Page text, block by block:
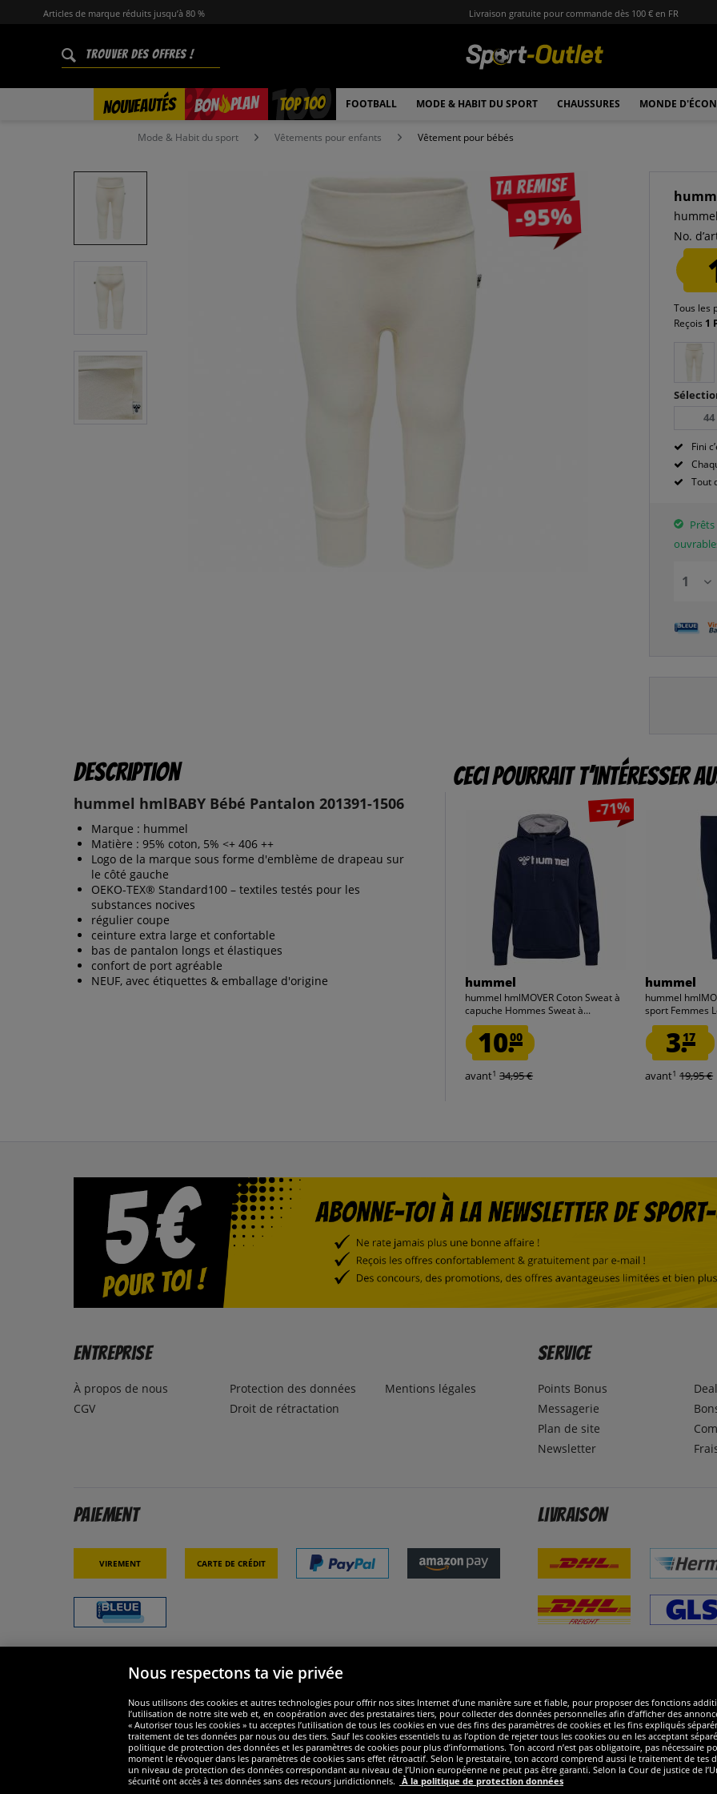
Articles de marque réduits jusqu’à 80 % Livraison gratuite pour commande dès 100 € en FR
NOUVEAUTÉS BON PLAN
% TOP 100 FOOTBALL MODE & HABIT DU SPORT CHAUSSURES MONDE
Mode & Habit du sport Vêtements pour enfants Vêtement pour bébés
Ta remise
-95%
No.
Tous les
Reçois 1
44
Fini
Tout
Description
hummel hmlBABY Bébé Pantalon 201391-1506
Marque : hummel
Matière : 95% coton, 5% <+ 406 ++
Logo de la marque sous forme d'emblème de drapeau sur
le côté gauche
OEKO-TEX® Standard100 – textiles testés pour les
substances nocives
régulier coupe
ceinture extra large et confortable
bas de pantalon longs et élastiques
confort de port agréable
NEUF, avec étiquettes & emballage d'origine
Ceci pourrait t’intéresser
-71%
hummel
hummel hmlMOVER Coton Sweat à
capuche Hommes Sweat à...
10.00
avant1 34,95 €
hummel
hummel
sport Femmes
3.17
avant1 19,95 €
Entreprise
À propos de nous
CGV
Protection des données
Droit de rétractation
Mentions légales
Service
Points Bonus
Messagerie
Plan de site
Newsletter
Paiement
Virement Carte de crédit
Livraison
Widerruf
Nous respectons ta vie privée
Nous utilisons des cookies et autres technologies pour offrir nos sites Internet d’une manière sure et fiable, pour proposer des fonctions
l’utilisation de notre site web et, en coopération avec des prestataires tiers, pour collecter des données personnelles afin d’afficher des
« Autoriser tous les cookies » tu acceptes l’utilisation de tous les cookies en vue des fins des paramètres de cookies et les fins expliqués
traitement de tes données par nous ou des tiers. Sauf les cookies essentiels tu as l’option de rejeter tous les cookies ou en les acceptant
politique de protection des données et les paramètres de cookies pour plus d’informations. Ton accord n’est pas obligatoire, pas nécessaire
moment le révoquer dans les paramètres de cookies sans effet rétroactif. Selon le prestataire, ton accord comprend aussi le traitement de tes
un niveau de protection des données correspondant au niveau de l’Union européenne ne peut pas être garanti. Selon la Cour de justice de
sécurité ont accès à tes données sans des recours juridictionnels. À la politique de protection données